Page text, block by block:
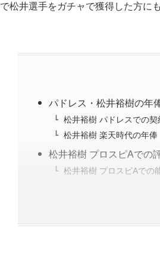
で松井選手をガチャで獲得した方に
パドレス・松井裕樹の年
松井裕樹 パドレスでの契
松井裕樹 楽天時代の年俸
松井裕樹 プロスピAでの
松井裕樹 プロスピAでの